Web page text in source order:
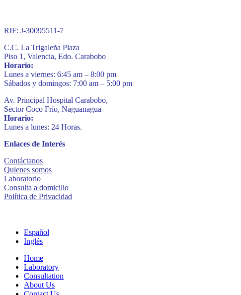
RIF: J-30095511-7
C.C. La Trigaleña Plaza
Piso 1, Valencia, Edo. Carabobo
Horario:
Lunes a viernes: 6:45 am – 8:00 pm
Sábados y domingos: 7:00 am – 5:00 pm
Av. Principal Hospital Carabobo,
Sector Coco Frío, Naguanagua
Horario:
Lunes a lunes: 24 Horas.
Enlaces de Interés
Contáctanos
Quienes somos
Laboratorio
Consulta a domicilio
Política de Privacidad
Español
Inglés
Home
Laboratory
Consultation
About Us